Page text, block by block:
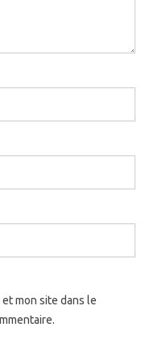
mon site dans le